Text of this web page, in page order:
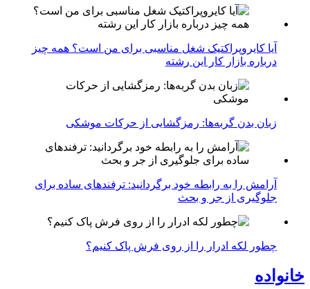
آیا کایروپراکتیک شغل مناسبی برای من است؟ همه چیز
درباره بازار کار این رشته
زبان بدن گربه‌ها: رمزگشایی از حرکات موشکی
آرامش را به رابطه خود برگردانید: ترفندهای ساده برای
جلوگیری از جر و بحث
چطور لکه ادرار را از روی فرش پاک کنیم؟
خانواده